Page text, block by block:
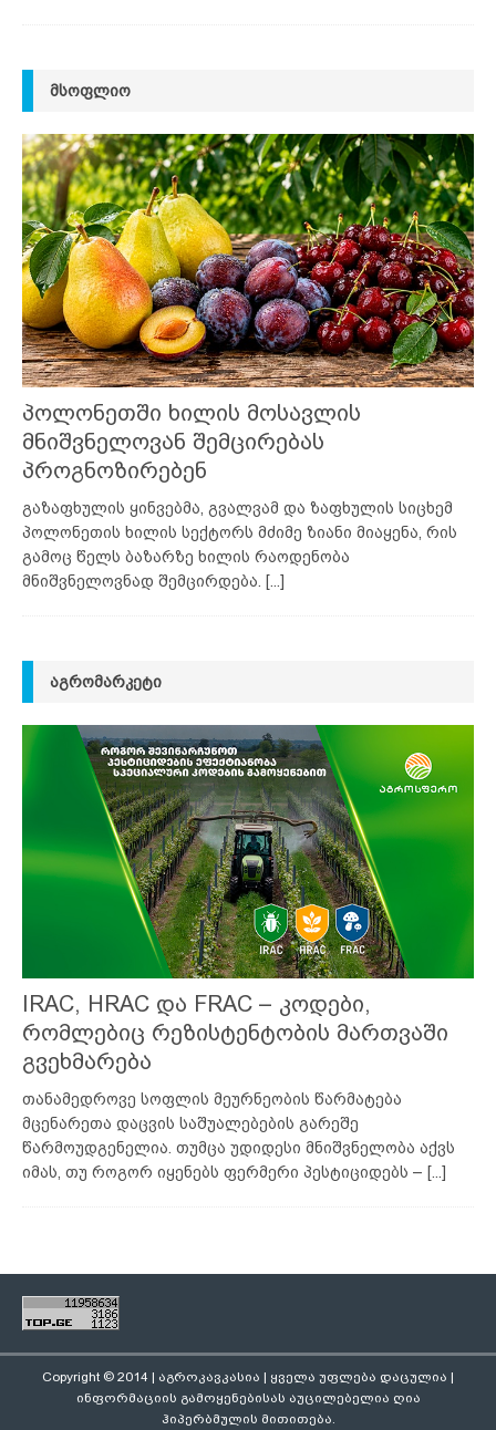
ᲛᲡᲝᲤᲚᲘᲝ
პოლონეთში ხილის მოსავლის
მნიშვნელოვან შემცირებას
პროგნოზირებენ
გაზაფხულის ყინვებმა, გვალვამ და ზაფხულის სიცხემ
პოლონეთის ხილის სექტორს მძიმე ზიანი მიაყენა, რის
გამოც წელს ბაზარზე ხილის რაოდენობა
მნიშვნელოვნად შემცირდება.
[...]
ᲐᲒᲠᲝᲛᲐᲠᲙᲔᲢᲘ
IRAC, HRAC და FRAC – კოდები,
რომლებიც რეზისტენტობის მართვაში
გვეხმარება
თანამედროვე სოფლის მეურნეობის წარმატება
მცენარეთა დაცვის საშუალებების გარეშე
წარმოუდგენელია. თუმცა უდიდესი მნიშვნელობა აქვს
იმას, თუ როგორ იყენებს ფერმერი პესტიციდებს – [...]
Copyright © 2014 | აგროკავკასია | ყველა უფლება დაცულია |
ინფორმაციის გამოყენებისას აუცილებელია ღია
ჰიპერბმულის მითითება.